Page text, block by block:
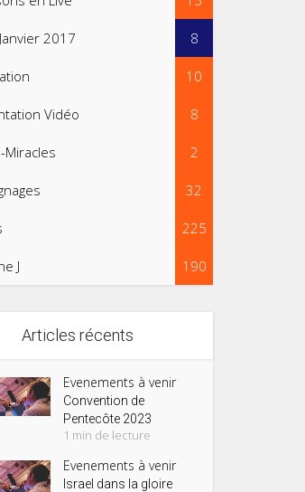
2017 8
10
Vidéo 8
Miracles 2
32
225
J 190
Articles récents
Evenements à venir
Convention de
Pentecôte 2023
1 min de lecture
Evenements à venir
Israel dans la gloire